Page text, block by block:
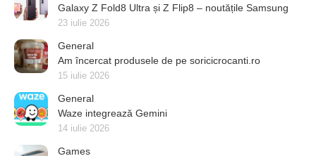
Galaxy Z Fold8 Ultra și Z Flip8 – noutățile Samsung
23 iulie 2026
General
Am încercat produsele de pe soricicrocanti.ro
15 iulie 2026
General
Waze integrează Gemini
14 iulie 2026
Games